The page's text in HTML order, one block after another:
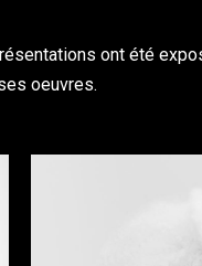
ont été
oeuvres.